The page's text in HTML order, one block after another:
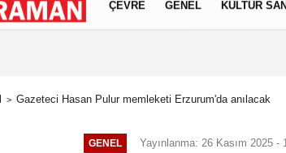
Çerez Politikası Gizlilik İlkeleri
ÇEVRE GENEL KÜLTÜR
Gazeteci Hasan Pulur memleketi Erzurum'da anılacak
GENEL Yayınlanma: 26 Kasım 2025 -